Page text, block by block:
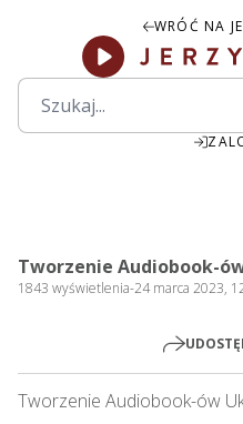
WRÓĆ NA
Tworzenie Audiobook-
1843 wyświetlenia-24 marca 2023,
Tworzenie Audiobook-ów